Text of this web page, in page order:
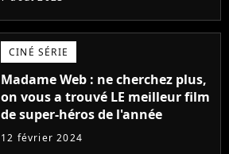
CINÉ SÉRIE
Madame Web : ne cherchez plus,
on vous a trouvé LE meilleur film
de super-héros de l'année
12 février 2024